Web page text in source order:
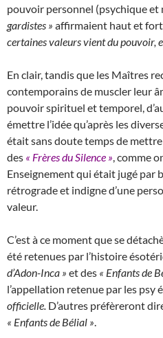
pouvoir personnel (psychique et
gardistes » affirmaient haut et
certaines valeurs vient du pouvoir,
En clair, tandis que les Maîtres
contemporains de muscler leur
pouvoir spirituel et temporel,
émettre l’idée qu’après les
était sans doute temps de
des « Frères du Silence » , comme
Enseignement qui était jugé par
rétrograde et indigne d’une
valeur.
C’est à ce moment que se
été retenues par l’histoire
d’Adon-Inca » et des « Enfants de
l’appellation retenue par les psy
officielle. D’autres préfèreront
« Enfants de Bélial »